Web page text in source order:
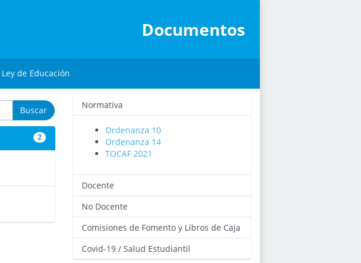
Documentos
Ley de Educación
Buscar
2
Normativa
Ordenanza 10
Ordenanza 14
TOCAF 2021
Docente
No Docente
Comisiones de Fomento y Libros de Caja
Covid-19 / Salud Estudiantil